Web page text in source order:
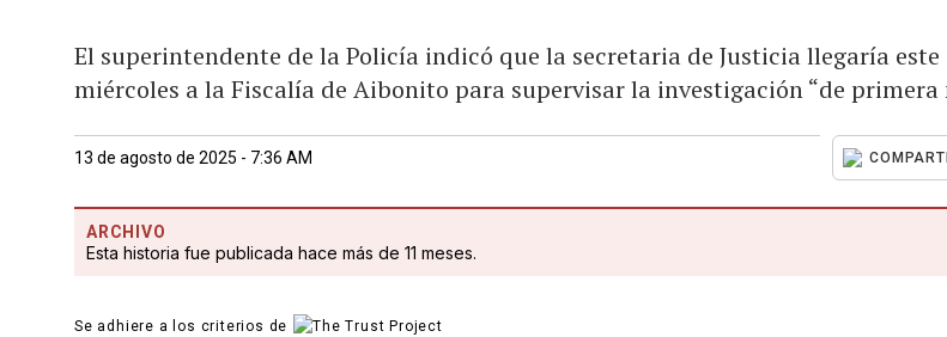
El superintendente de la Policía indicó que la secretaria de Justicia llegaría este
miércoles a la Fiscalía de Aibonito para supervisar la investigación “de primera
13 de agosto de 2025 - 7:36 AM
ARCHIVO
Esta historia fue publicada hace más de 11 meses.
Se adhiere a los criterios de